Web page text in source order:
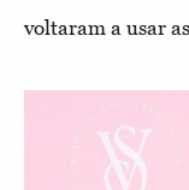
voltaram a usar